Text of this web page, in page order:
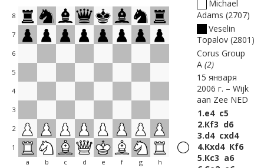
8
7
6
5
4
3
2
1
a
b c d e f g h
Michael
Adams 2707
Veselin
Topalov 2801
Corus Group
A 2
15 января
2006 г.
Wijk
aan Zee NED
1.e4 c5
2.Кf3 d6
3.d4 cxd4
4.Кxd4 Кf6
5.Кc3 a6